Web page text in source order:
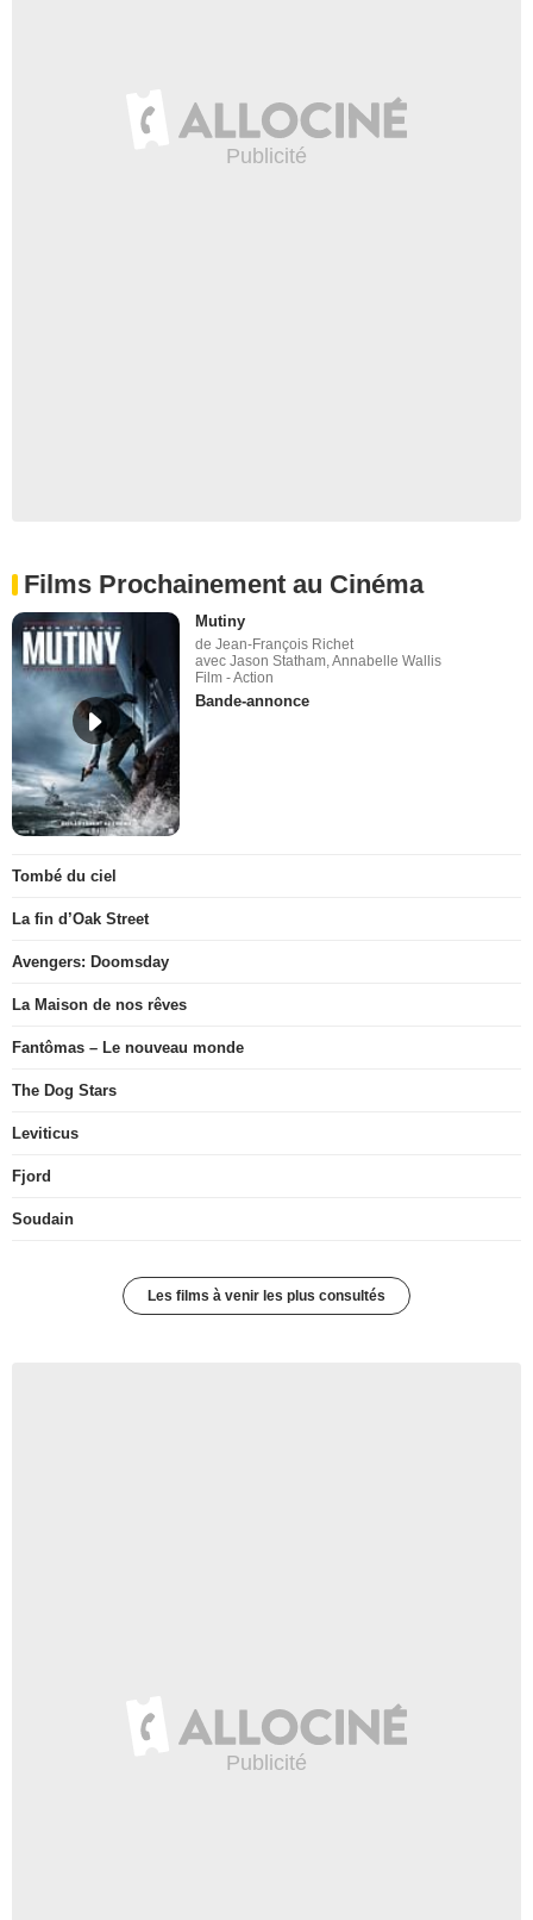
Films Prochainement au Cinéma
Mutiny
de Jean-François Richet
avec Jason Statham, Annabelle Wallis
Film - Action
Bande-annonce
Tombé du ciel
La fin d’Oak Street
Avengers: Doomsday
La Maison de nos rêves
Fantômas – Le nouveau monde
The Dog Stars
Leviticus
Fjord
Soudain
Les films à venir les plus consultés